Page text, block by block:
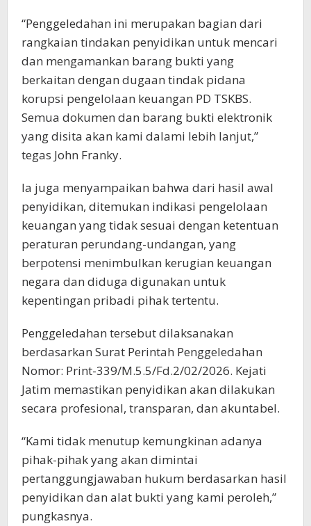
“Penggeledahan ini merupakan bagian dari
rangkaian tindakan penyidikan untuk mencari
dan mengamankan barang bukti yang
berkaitan dengan dugaan tindak pidana
korupsi pengelolaan keuangan PD TSKBS.
Semua dokumen dan barang bukti elektronik
yang disita akan kami dalami lebih lanjut,”
tegas John Franky.
Ia juga menyampaikan bahwa dari hasil awal
penyidikan, ditemukan indikasi pengelolaan
keuangan yang tidak sesuai dengan ketentuan
peraturan perundang-undangan, yang
berpotensi menimbulkan kerugian keuangan
negara dan diduga digunakan untuk
kepentingan pribadi pihak tertentu.
Penggeledahan tersebut dilaksanakan
berdasarkan Surat Perintah Penggeledahan
Nomor: Print-339/M.5.5/Fd.2/02/2026. Kejati
Jatim memastikan penyidikan akan dilakukan
secara profesional, transparan, dan akuntabel.
“Kami tidak menutup kemungkinan adanya
pihak-pihak yang akan dimintai
pertanggungjawaban hukum berdasarkan hasil
penyidikan dan alat bukti yang kami peroleh,”
pungkasnya.